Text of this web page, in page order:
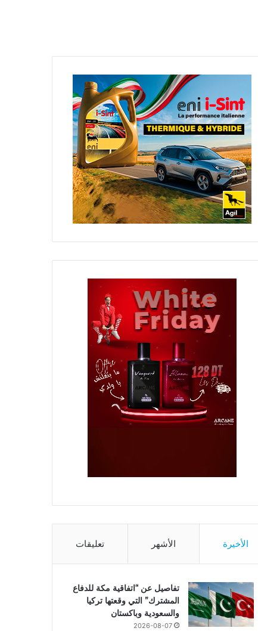
الأخيرة الأشهر تعليقات
تفاصيل عن “اتفاقية مكة للدفاع
المشترك” التي وقعتها تركيا
والسعودية وباكستان
2026-08-07